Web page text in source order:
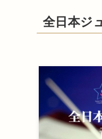
全日本ジ